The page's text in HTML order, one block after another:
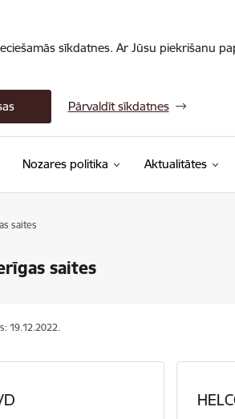
sīkdatnes. Ar Jūsu piekrišanu
Pārvaldīt sīkdatnes
Nozares politika Aktualitātes
saites
saites
19.12.2022.